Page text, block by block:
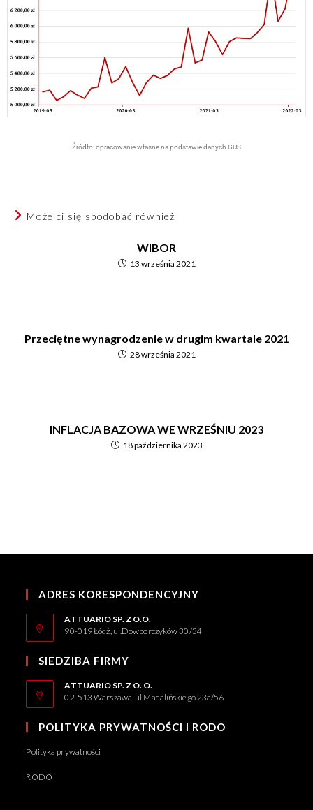
Źródło: opracowanie własne na podstawie danych GUS
Może ci się spodobać również
WIBOR
13 września 2021
Przeciętne wynagrodzenie w drugim kwartale 2021
28 września 2021
INFLACJA BAZOWA WE WRZEŚNIU 2023
18 października 2023
ADRES KORESPONDENCYJNY
ATTUARIO SP. Z O.O.
90-019 Łódź, ul.Dowborczyków 30/34
SIEDZIBA FIRMY
ATTUARIO SP. Z O. O.
02-513 Warszawa, ul.Madalińskiego 23a/56
POLITYKA PRYWATNOŚCI I RODO
Polityka prywatności
RODO